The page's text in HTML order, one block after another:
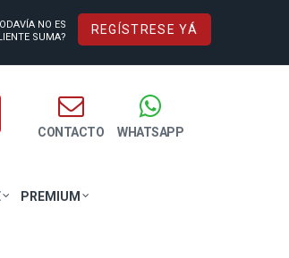
NO ES
SUMA?
REGÍSTRESE YÁ
WHATSAPP
CONTACTO
PREMIUM